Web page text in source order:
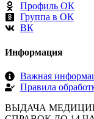
Профиль ОК
Группа в ОК
ВК
Информация
Важная
Правила
ВЫДАЧА